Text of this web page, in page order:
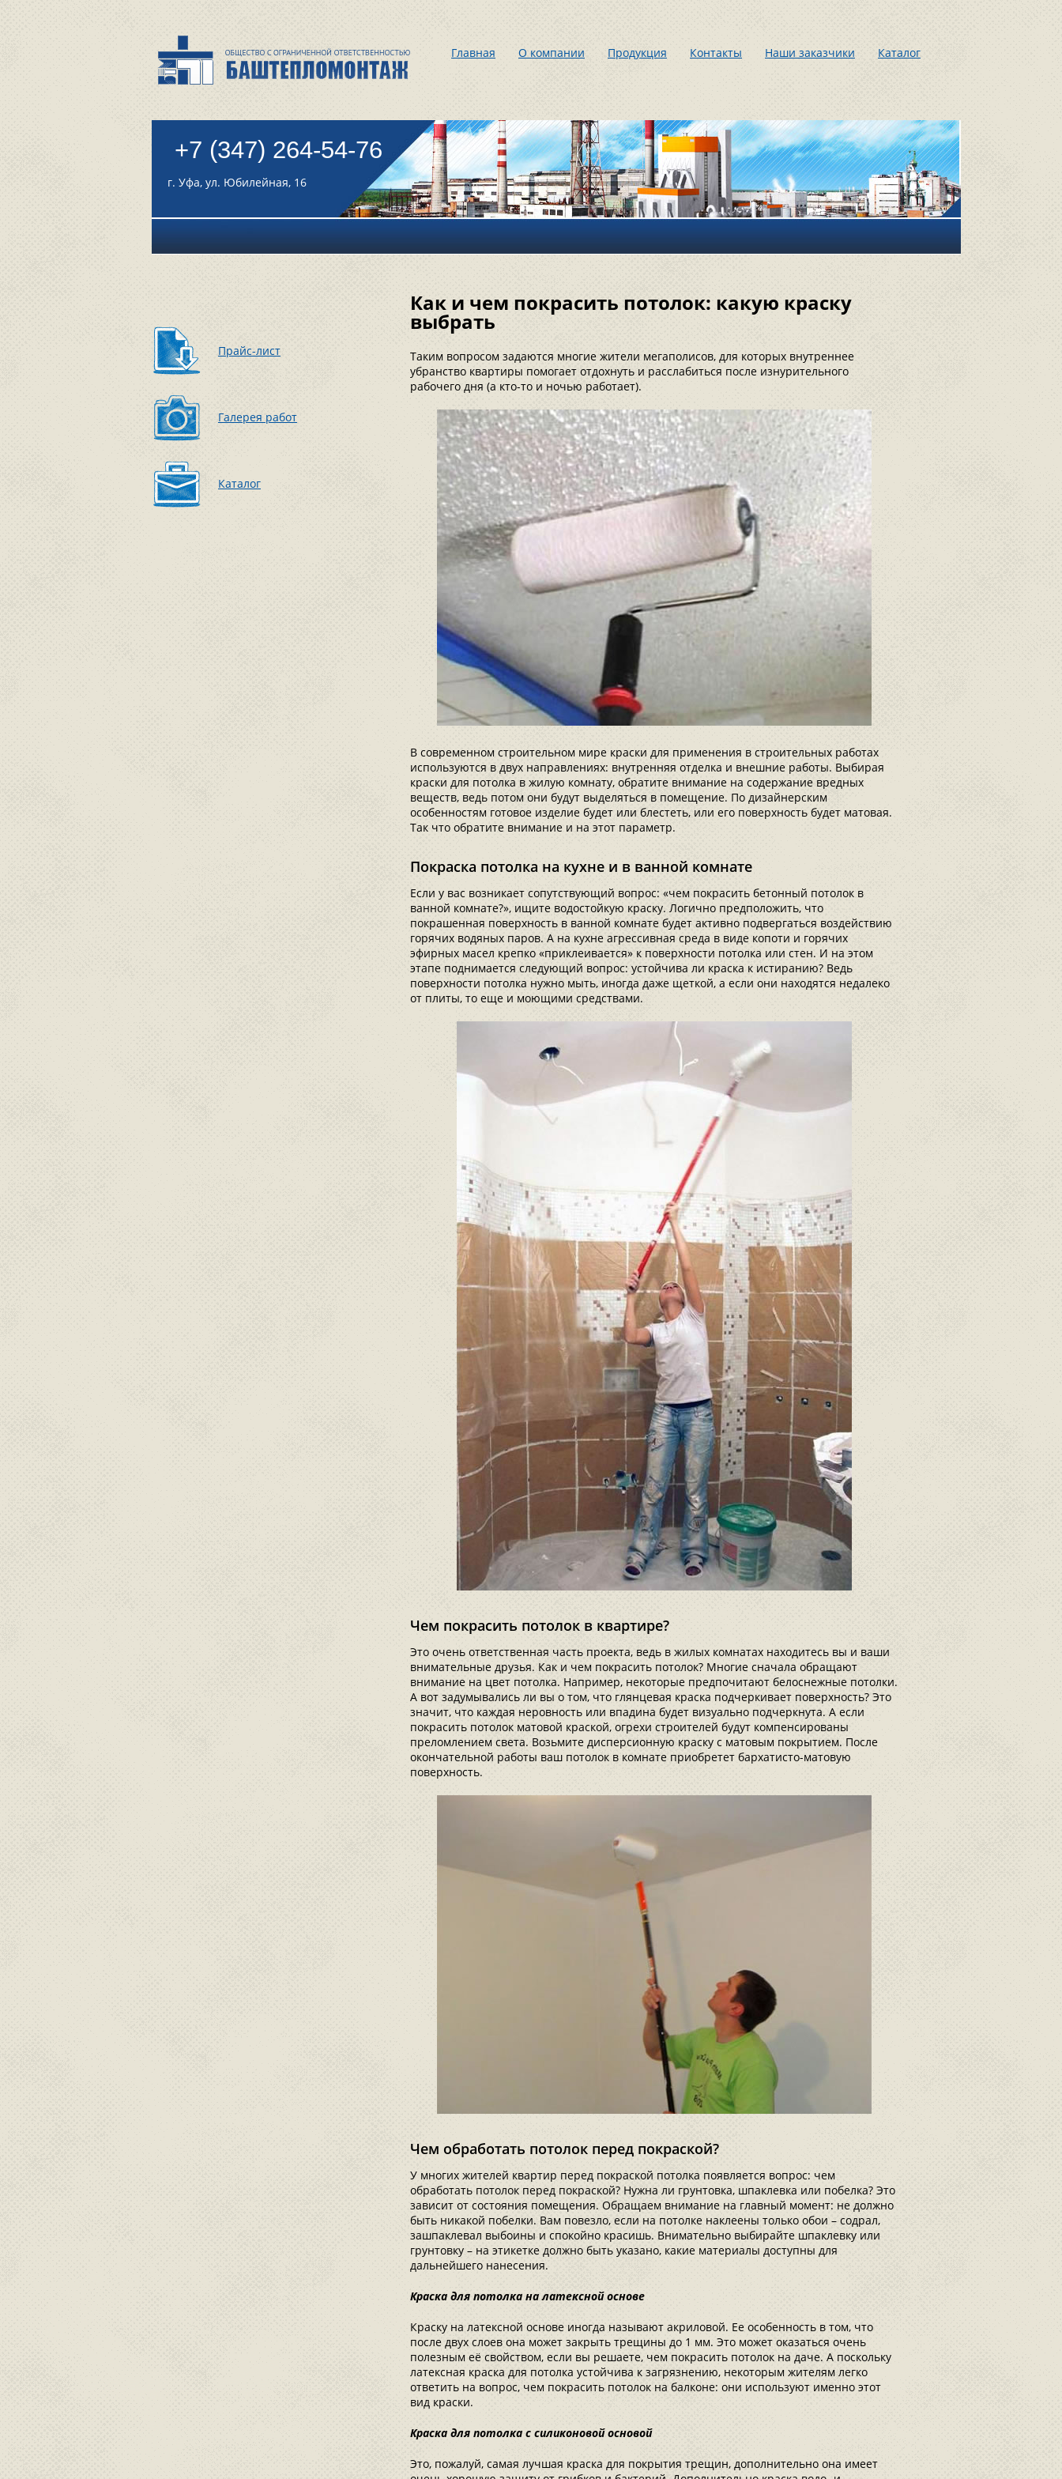
Главная О компании Продукция Контакты Наши заказчики Каталог
+7 (347) 264-54-76
г. Уфа, ул. Юбилейная, 16
Прайс-лист
Галерея работ
Каталог
Как и чем покрасить потолок: какую краску
выбрать
Таким вопросом задаются многие жители мегаполисов, для которых внутреннее
убранство квартиры помогает отдохнуть и расслабиться после изнурительного
рабочего дня (а кто-то и ночью работает).
В современном строительном мире краски для применения в строительных работах
используются в двух направлениях: внутренняя отделка и внешние работы. Выбирая
краски для потолка в жилую комнату, обратите внимание на содержание вредных
веществ, ведь потом они будут выделяться в помещение. По дизайнерским
особенностям готовое изделие будет или блестеть, или его поверхность будет матовая.
Так что обратите внимание и на этот параметр.
Покраска потолка на кухне и в ванной комнате
Если у вас возникает сопутствующий вопрос: «чем покрасить бетонный потолок в
ванной комнате?», ищите водостойкую краску. Логично предположить, что
покрашенная поверхность в ванной комнате будет активно подвергаться воздействию
горячих водяных паров. А на кухне агрессивная среда в виде копоти и горячих
эфирных масел крепко «приклеивается» к поверхности потолка или стен. И на этом
этапе поднимается следующий вопрос: устойчива ли краска к истиранию? Ведь
поверхности потолка нужно мыть, иногда даже щеткой, а если они находятся недалеко
от плиты, то еще и моющими средствами.
Чем покрасить потолок в квартире?
Это очень ответственная часть проекта, ведь в жилых комнатах находитесь вы и ваши
внимательные друзья. Как и чем покрасить потолок? Многие сначала обращают
внимание на цвет потолка. Например, некоторые предпочитают белоснежные потолки.
А вот задумывались ли вы о том, что глянцевая краска подчеркивает поверхность? Это
значит, что каждая неровность или впадина будет визуально подчеркнута. А если
покрасить потолок матовой краской, огрехи строителей будут компенсированы
преломлением света. Возьмите дисперсионную краску с матовым покрытием. После
окончательной работы ваш потолок в комнате приобретет бархатисто-матовую
поверхность.
Чем обработать потолок перед покраской?
У многих жителей квартир перед покраской потолка появляется вопрос: чем
обработать потолок перед покраской? Нужна ли грунтовка, шпаклевка или побелка? Это
зависит от состояния помещения. Обращаем внимание на главный момент: не должно
быть никакой побелки. Вам повезло, если на потолке наклеены только обои – содрал,
зашпаклевал выбоины и спокойно красишь. Внимательно выбирайте шпаклевку или
грунтовку – на этикетке должно быть указано, какие материалы доступны для
дальнейшего нанесения.
Краска для потолка на латексной основе
Краску на латексной основе иногда называют акриловой. Ее особенность в том, что
после двух слоев она может закрыть трещины до 1 мм. Это может оказаться очень
полезным её свойством, если вы решаете, чем покрасить потолок на даче. А поскольку
латексная краска для потолка устойчива к загрязнению, некоторым жителям легко
ответить на вопрос, чем покрасить потолок на балконе: они используют именно этот
вид краски.
Краска для потолка с силиконовой основой
Это, пожалуй, самая лучшая краска для покрытия трещин, дополнительно она имеет